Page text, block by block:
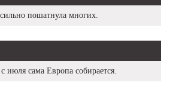
пошатнула многих.
сама Европа собирается.